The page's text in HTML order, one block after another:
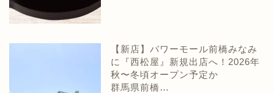
【新店】パワーモール前橋みなみ
に『西松屋』新規出店へ！2026年
秋〜冬頃オープン予定か
群馬県前橋…